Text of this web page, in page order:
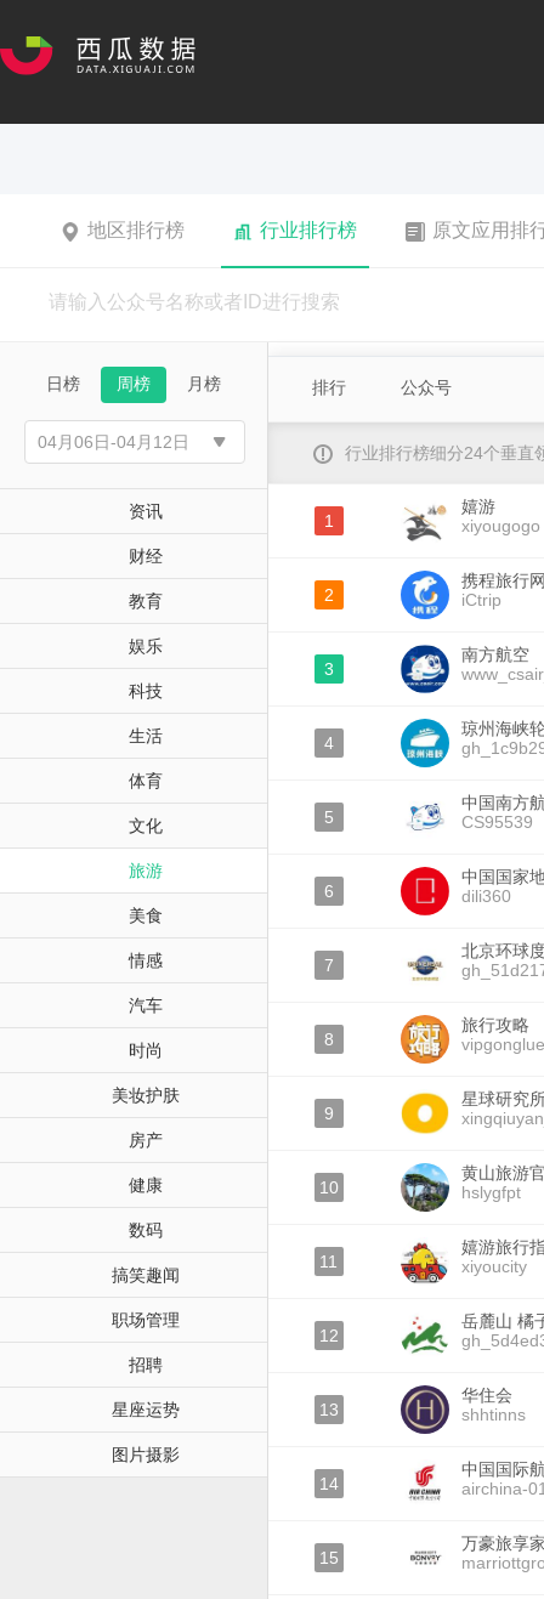
地区排行榜 行业排行榜 原文应用排
日榜 周榜 月榜
资讯
财经
教育
娱乐
科技
生活
体育
文化
旅游
美食
情感
汽车
时尚
美妆护肤
房产
健康
数码
搞笑趣闻
职场管理
招聘
星座运势
图片摄影
排行 公众号
行业排行榜细分24个垂直
1
嬉游
xiyougogo
2
携程旅行
iCtrip
3
南方航空
4
琼州海峡
5
中国南方
CS95539
6
中国国家
dili360
7
北京环球
8
旅行攻略
vipgonglue
9
星球研究
10
黄山旅游
hslygfpt
11
嬉游旅行
xiyoucity
12
岳麓山 橘
13
华住会
shhtinns
14
中国国际
airchina-
15
万豪旅享